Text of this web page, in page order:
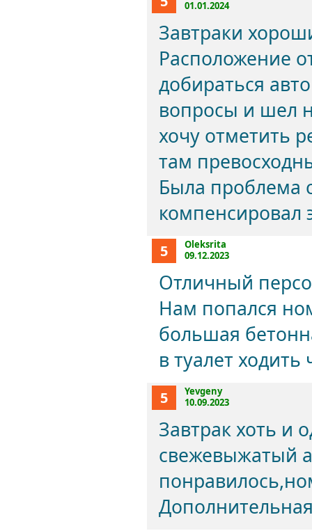
01.01.2024
Завтраки
Расположение
добираться
вопросы и шел
хочу отметить
там
Была проблема
компенсировал
5
Oleksrita
09.12.2023
Отличный
Нам попался
большая
в туалет
5
Yevgeny
10.09.2023
Завтрак хоть и
свежевыжатый